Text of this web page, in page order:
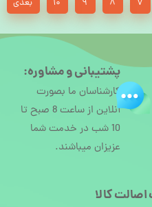
۷ ۸ ۹ ۱۰ بعدی
پشتیبانی و مشاوره:
کارشناسان ما بصورت
آنلاین از ساعت 8 صبح تا
10 شب در خدمت شما
عزیزان میباشند.
کالا